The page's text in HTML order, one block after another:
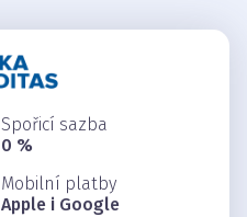
Spořicí sazba
0 %
Mobilní platby
Apple i Google